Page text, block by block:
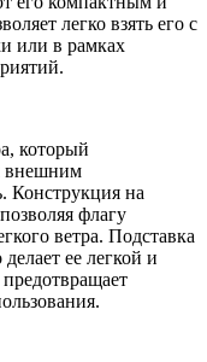
легко взять его с
или в рамках
который
внешним
Конструкция на
флагу
ветра. Подставка
ее легкой и